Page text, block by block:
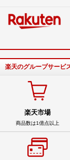
楽天のグループサービ
楽天市場
商品数は1億点以上